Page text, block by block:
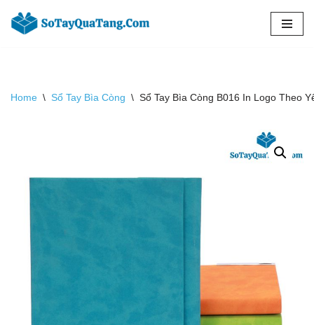
Chuyển
Home \ Sổ Tay Bìa Còng \ Sổ Tay Bìa Còng B016 In Logo Theo